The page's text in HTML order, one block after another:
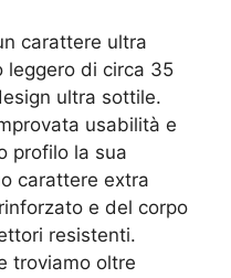
carattere ultra
leggero di circa 35
ultra sottile.
usabilità e
profilo la sua
carattere extra
e del corpo
resistenti.
troviamo oltre